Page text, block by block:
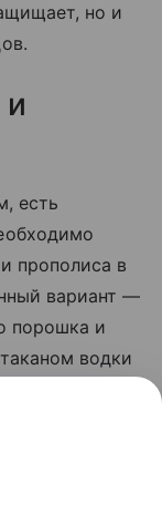
но и
есть
прополиса в
вариант —
порошка и
водки
с верхней и